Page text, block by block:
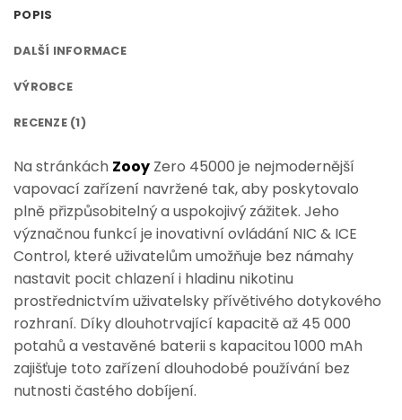
POPIS
DALŠÍ INFORMACE
VÝROBCE
RECENZE (1)
Na stránkách Zooy Zero 45000 je nejmodernější
vapovací zařízení navržené tak, aby poskytovalo
plně přizpůsobitelný a uspokojivý zážitek. Jeho
význačnou funkcí je inovativní ovládání NIC & ICE
Control, které uživatelům umožňuje bez námahy
nastavit pocit chlazení i hladinu nikotinu
prostřednictvím uživatelsky přívětivého dotykového
rozhraní. Díky dlouhotrvající kapacitě až 45 000
potahů a vestavěné baterii s kapacitou 1000 mAh
zajišťuje toto zařízení dlouhodobé používání bez
nutnosti častého dobíjení.